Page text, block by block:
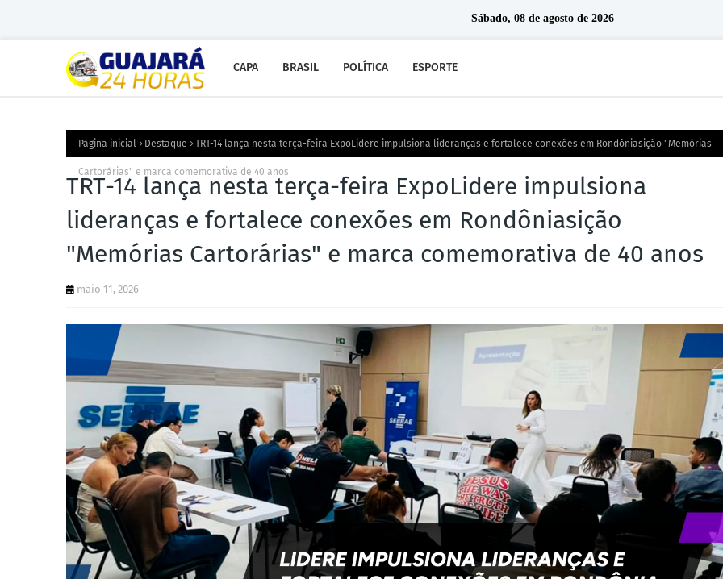
Sábado, 08 de agosto de 2026
CAPA BRASIL POLÍTICA ESPORTE
Página inicial Destaque TRT-14 lança nesta terça-feira ExpoLidere impulsiona lideranças e fortalece conexões em Rondôniasição "Memórias
Cartorárias" e marca comemorativa de 40 anos
TRT-14 lança nesta terça-feira ExpoLidere impulsiona
lideranças e fortalece conexões em Rondôniasição
"Memórias Cartorárias" e marca comemorativa de 40 anos
maio 11, 2026